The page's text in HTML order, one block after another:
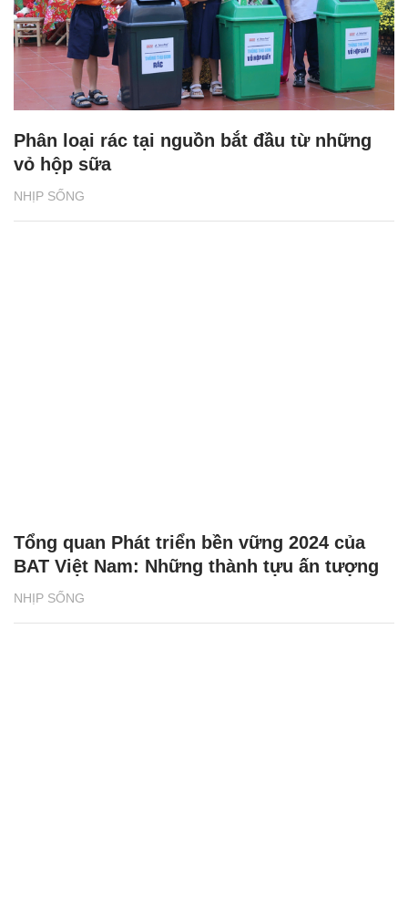
NHỊP SỐNG
Phân loại rác tại nguồn bắt đầu từ những
vỏ hộp sữa
NHỊP SỐNG
Tổng quan Phát triển bền vững 2024 của
BAT Việt Nam: Những thành tựu ấn tượng